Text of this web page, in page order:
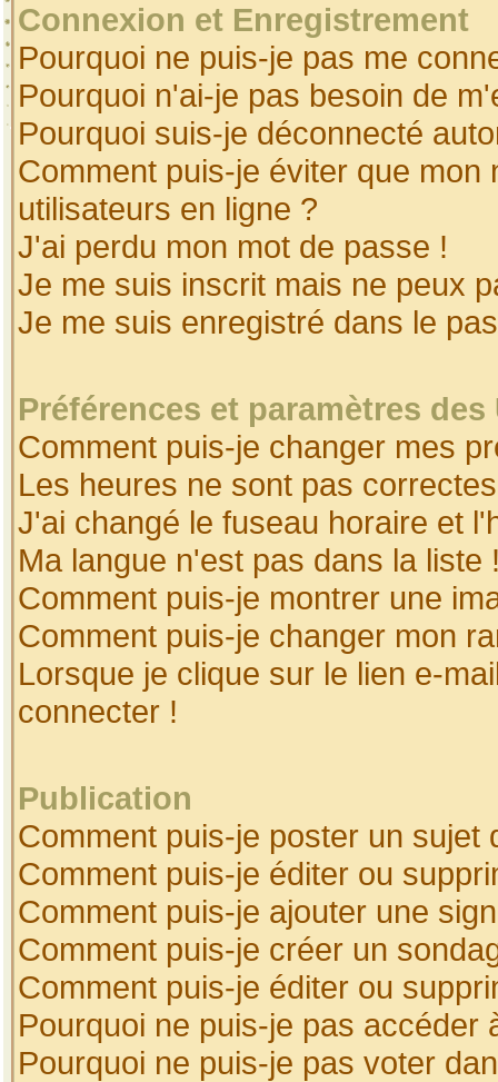
Connexion et Enregistrement
Pourquoi ne puis-je pas me
Pourquoi n'ai-je pas besoin de
Pourquoi suis-je déconnecté
Comment puis-je éviter que
utilisateurs en ligne ?
J'ai perdu mon mot de passe !
Je me suis inscrit mais ne peux
Je me suis enregistré dans le
Préférences et paramètres
Comment puis-je changer mes
Les heures ne sont pas
J'ai changé le fuseau horaire et
Ma langue n'est pas dans la liste
Comment puis-je montrer une
Comment puis-je changer mon
Lorsque je clique sur le lien e-
connecter !
Publication
Comment puis-je poster un sujet
Comment puis-je éditer ou
Comment puis-je ajouter une
Comment puis-je créer un
Comment puis-je éditer ou
Pourquoi ne puis-je pas accéder
Pourquoi ne puis-je pas voter